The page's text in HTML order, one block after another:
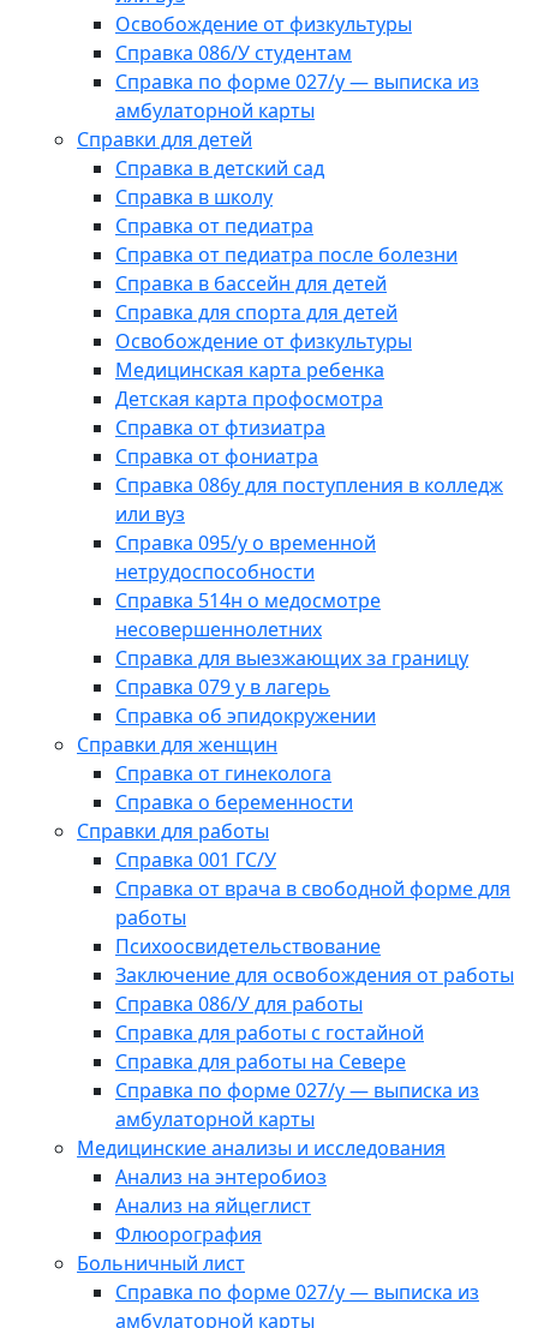
Освобождение от физкультуры
Справка 086/У студентам
Справка по форме 027/у — выписка из
амбулаторной карты
Справки для детей
Справка в детский сад
Справка в школу
Справка от педиатра
Справка от педиатра после болезни
Справка в бассейн для детей
Справка для спорта для детей
Освобождение от физкультуры
Медицинская карта ребенка
Детская карта профосмотра
Справка от фтизиатра
Справка от фониатра
Справка 086у для поступления в колледж
или вуз
Справка 095/у о временной
нетрудоспособности
Справка 514н о медосмотре
несовершеннолетних
Справка для выезжающих за границу
Справка 079 у в лагерь
Справка об эпидокружении
Справки для женщин
Справка от гинеколога
Справка о беременности
Справки для работы
Справка 001 ГС/У
Справка от врача в свободной форме для
работы
Психоосвидетельствование
Заключение для освобождения от работы
Справка 086/У для работы
Справка для работы с гостайной
Справка для работы на Севере
Справка по форме 027/у — выписка из
амбулаторной карты
Медицинские анализы и исследования
Анализ на энтеробиоз
Анализ на яйцеглист
Флюорография
Больничный лист
Справка по форме 027/у — выписка из
амбулаторной карты